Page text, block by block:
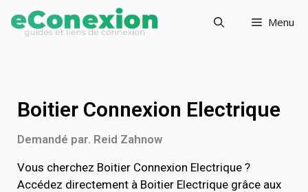
Menu
Boitier Connexion Electrique
Demandé par. Reid Zahnow
Vous cherchez Boitier Connexion Electrique ?
Accédez directement à Boitier Electrique grâce aux